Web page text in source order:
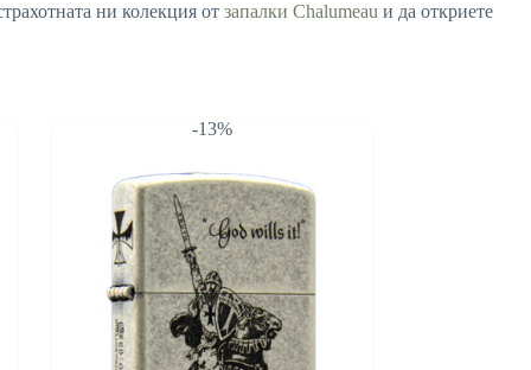
ни колекция от запалки Chalumeau и да откриете
-13%